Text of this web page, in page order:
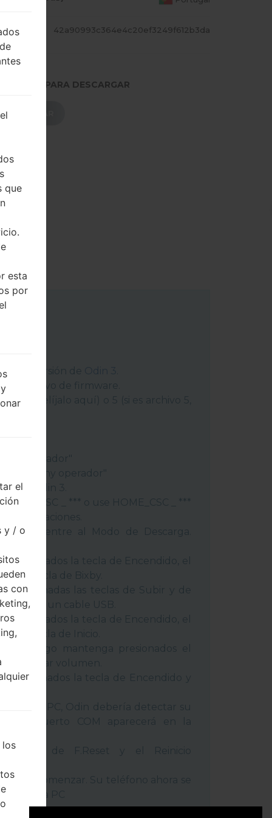
42a90993c364e4c20ef3249f612b3da
PARA DESCARGAR
DESCARGAR
versión de
el archivo de firmware.
1, elíjalo aquí) o 5 (si es archivo 5,
y operador"
a Odin 3.
use CSC _ *** o use HOME_CSC _ ***
y entre al Modo de Descarga.
presionados la tecla de Encendido, el
y la tecla de Bixby.
presionadas las teclas de Subir y de
un cable USB.
presionados la tecla de Encendido, el
y la tecla de Inicio.
luego mantenga presionados el
de Bajar volumen.
presionados la tecla de Encendido y
de F.Reset y el Reinicio
tecla Comenzar. Su teléfono ahora se
de la PC
que
esta
por
el
y / o
con
los